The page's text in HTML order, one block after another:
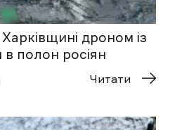
дроном із
полон росіян
Читати